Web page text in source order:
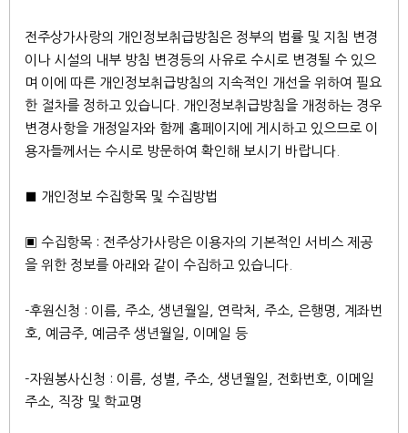
전주상가사랑의 개인정보취급방침은 정부의 법률 및 지침 변경
이나 시설의 내부 방침 변경등의 사유로 수시로 변경될 수 있으
며 이에 따른 개인정보취급방침의 지속적인 개선을 위하여 필요
한 절차를 정하고 있습니다. 개인정보취급방침을 개정하는 경우
변경사항을 개정일자와 함께 홈페이지에 게시하고 있으므로 이
용자들께서는 수시로 방문하여 확인해 보시기 바랍니다.
■ 개인정보 수집항목 및 수집방법
▣ 수집항목 : 전주상가사랑은 이용자의 기본적인 서비스 제공
을 위한 정보를 아래와 같이 수집하고 있습니다.
-후원신청 : 이름, 주소, 생년월일, 연락처, 주소, 은행명, 계좌번
호, 예금주, 예금주 생년월일, 이메일 등
-자원봉사신청 : 이름, 성별, 주소, 생년월일, 전화번호, 이메일
주소, 직장 및 학교명